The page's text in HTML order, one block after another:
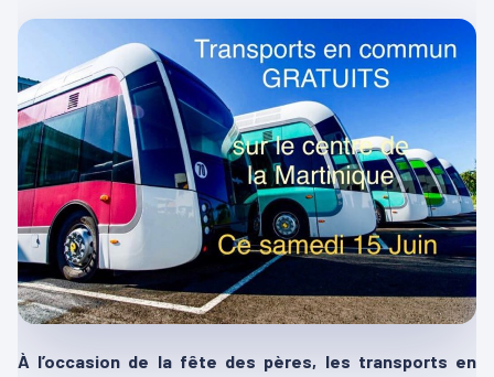
À l’occasion de la fête des pères, les transports en